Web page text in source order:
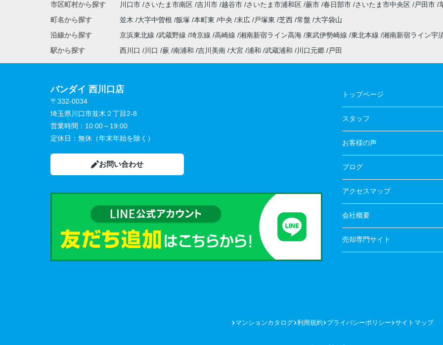
市区町村から探す 川口市 さいたま市南区 吉川市 越谷市 さいたま市浦和区 蕨市 春日部市 さいたま市中央区 戸田市
町名から探す
並木 大字中曽根 飯塚 本町東 中央 末広 戸塚東 芝西 常盤
大字袋山
沿線から探す
京浜東北線 武蔵野線 埼京線 高崎線 湘南新宿ライン高海 東武伊勢崎線 東北本線 湘南新宿ライン宇
駅から探す
西川口 川口 蕨 南浦和 吉川美南 大宮 浦和 武蔵浦和 川口元郷 戸田
バンダイ 西川口店
〒332-0034
埼玉県川口市並木２丁目2-8
営業時間： 10:00～19:00
定休日： 無休（年末年始を除く）
お問い合わせ
トップページ
スタッフ
お客様の声
ブログ
アクセスマップ
会社概要
売却専門サイト
マンションカタログ 利用規約 プライバシーポリシー サイトマップ